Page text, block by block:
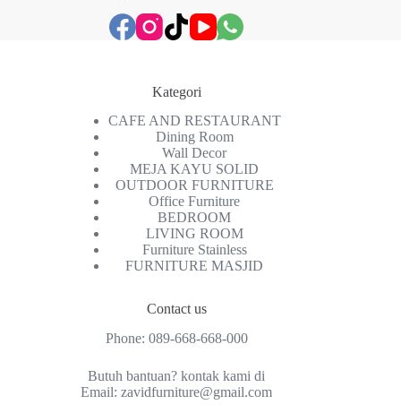
Kategori
CAFE AND RESTAURANT
Dining Room
Wall Decor
MEJA KAYU SOLID
OUTDOOR FURNITURE
Office Furniture
BEDROOM
LIVING ROOM
Furniture Stainless
FURNITURE MASJID
Contact us
Phone: 089-668-668-000
Butuh bantuan? kontak kami di
Email:zavidfurniture@gmail.com